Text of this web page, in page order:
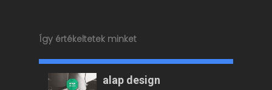
Így értékeltetek minket
alap design